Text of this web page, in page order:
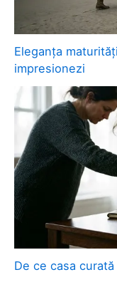
Eleganța
impresionezi
De ce casa